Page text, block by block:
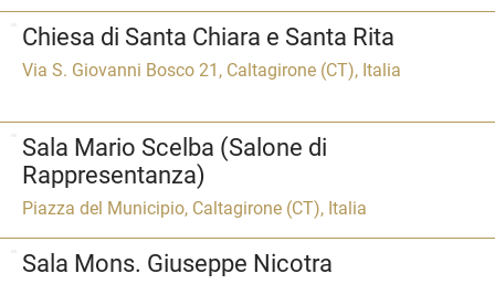
Chiesa di Santa Chiara e Santa Rita
Via S. Giovanni Bosco 21, Caltagirone (CT), Italia
Sala Mario Scelba (Salone di
Rappresentanza)
Piazza del Municipio, Caltagirone (CT), Italia
Sala Mons. Giuseppe Nicotra